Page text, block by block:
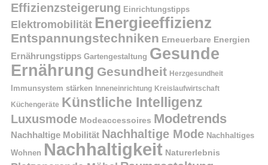
Effizienzsteigerung Einrichtungstipps
Elektromobilität Energieeffizienz
Entspannungstechniken Erneuerbare Energien
Ernährungstipps Gartengestaltung Gesunde
Ernährung Gesundheit Herzgesundheit
Immunsystem stärken Inneneinrichtung Kreislaufwirtschaft
Küchengeräte Künstliche Intelligenz
Luxusmode Modeaccessoires Modetrends
Nachhaltige Mobilität Nachhaltige Mode Nachhaltiges
Wohnen Nachhaltigkeit Naturerlebnis